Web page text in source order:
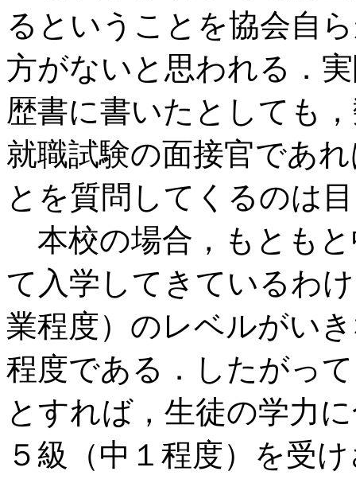
るということを協会自
方がないと思われる．
歴書に書いたとしても
就職試験の面接官であ
とを質問してくるのは
本校の場合，もとも
て入学してきているわ
業程度）のレベルがい
程度である．したがっ
とすれば，生徒の学力
５級（中１程度）を受